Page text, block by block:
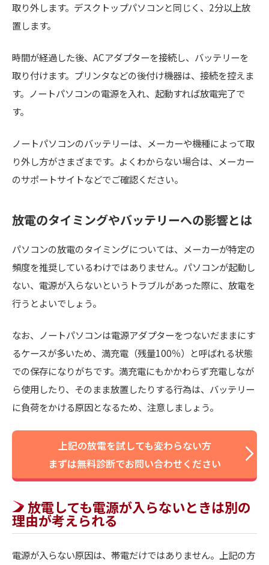
取り外します。デスクトップパソコンと同じく、2分以上放
置します。
時間が経過した後、ACアダプターを接続し、バッテリーを
取り付けます。プリンタなどの後付け機器は、接続を控えま
す。ノートパソコンの電源を入れ、起動すれば放電完了で
す。
ノートパソコンのバッテリーは、メーカーや機種によって取
り外し方がさまざまです。よくわからない場合は、メーカー
のサポートサイトなどでご確認ください。
放電のタイミングやバッテリーへの影響とは
パソコンの放電のタイミングについては、メーカーが特定の
頻度を推奨しているわけではありません。パソコンが起動し
ない、電源が入らないというトラブルがあった際に、放電を
行うとよいでしょう。
なお、ノートパソコンは電源アダプターをつないだままにす
るケースが多いため、満充電（残量100％）と呼ばれる状態
での保存になりがちです。満充電にもかかわらず充電しなが
ら使用したり、そのまま放置したりする行為は、バッテリー
に負荷をかける原因となるため、注意しましょう。
上記の放電を試しても変わらない方
まずは無料診断でお問い合わせください
放電しても電源が入らないときは別の
理由が考えられる
電源が入らない原因は、帯電だけではありません。上記の方